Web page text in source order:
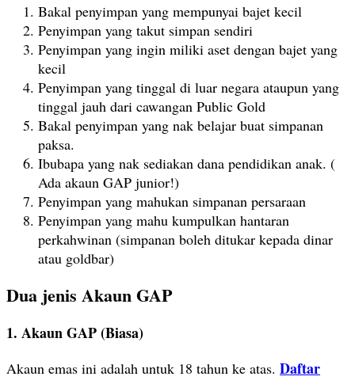
Bakal penyimpan yang mempunyai bajet kecil
Penyimpan yang takut simpan sendiri
Penyimpan yang ingin miliki aset dengan bajet yang
kecil
Penyimpan yang tinggal di luar negara ataupun yang
tinggal jauh dari cawangan Public Gold
Bakal penyimpan yang nak belajar buat simpanan
paksa.
Ibubapa yang nak sediakan dana pendidikan anak. (
Ada akaun GAP junior!)
Penyimpan yang mahukan simpanan persaraan
Penyimpan yang mahu kumpulkan hantaran
perkahwinan (simpanan boleh ditukar kepada dinar
atau goldbar)
Dua jenis Akaun GAP
1. Akaun GAP (Biasa)
Akaun emas ini adalah untuk 18 tahun ke atas. Daftar